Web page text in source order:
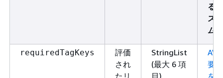
るカ
スタ
ム値
requiredTagKeys
評価
され
たリ
StringList
(最大 6 項
目)
要件
を満